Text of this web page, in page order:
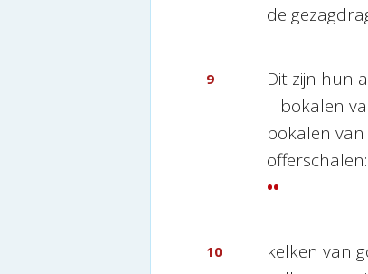
de
9
Dit zijn hun
bokalen
bokalen
••
10
kelken van